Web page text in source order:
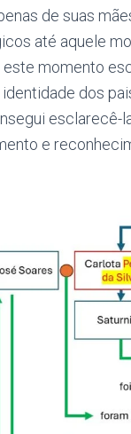
de suas
até aquele
este momento
dos
esclarecê-
e